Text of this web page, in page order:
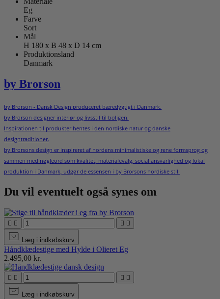
Eg
Farve
Sort
Mål
H 180 x B 48 x D 14 cm
Produktionsland
Danmark
by Brorson
by Brorson - Dansk Design produceret bæredygtigt i Danmark.
by Brorson designer interiør og livsstil til boligen.
Inspirationen til produkter hentes i den nordiske natur og danske
designtraditioner.
by Brorsons design er inspireret af nordens minimalistiske og rene formsprog og
sammen med nøgleord som kvalitet, materialevalg, social ansvarlighed og lokal
produktion i Danmark, udgør de essensen i by Brorsons nordiske stil.
Du vil eventuelt også synes om
   
Læg i indkøbskurv
Håndklædestige med Hylde i Olieret Eg
2.495,00 kr.
   
Læg i indkøbskurv